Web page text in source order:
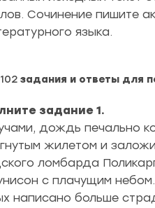
Сочинение пишите
языка.
задания и ответы для
задание 1.
дождь печально
жилетом и
ломбарда
с плачущим
написано больше